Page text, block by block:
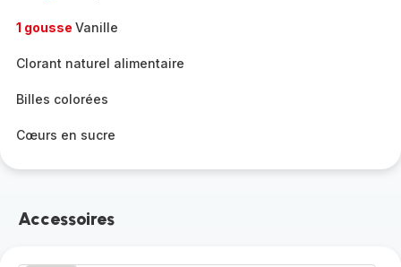
1 gousse Vanille
Clorant naturel alimentaire
Billes colorées
Cœurs en sucre
Accessoires